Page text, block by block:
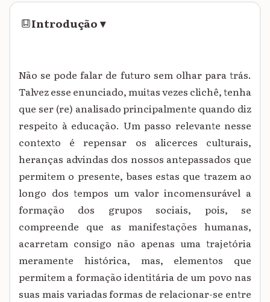
Introdução▾
Não se pode falar de futuro sem olhar para trás.
Talvez esse enunciado, muitas vezes clichê, tenha
que ser (re) analisado principalmente quando diz
respeito à educação. Um passo relevante nesse
contexto é repensar os alicerces culturais,
heranças advindas dos nossos antepassados que
permitem o presente, bases estas que trazem ao
longo dos tempos um valor incomensurável a
formação dos grupos sociais, pois, se
compreende que as manifestações humanas,
acarretam consigo não apenas uma trajetória
meramente histórica, mas, elementos que
permitem a formação identitária de um povo nas
suas mais variadas formas de relacionar-se entre